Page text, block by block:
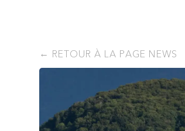
RETOUR À LA PAGE NEWS